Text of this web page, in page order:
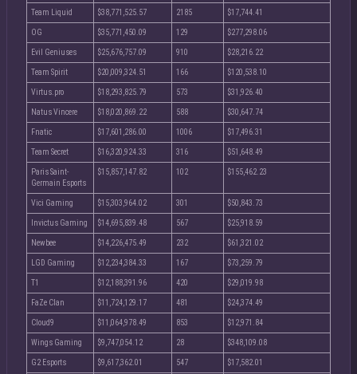
Team Liquid $38,771,525.57 2185 $17,744.41
OG $35,771,450.09 129 $277,298.06
Evil Geniuses $25,676,757.09 910 $28,216.22
Team Spirit $20,009,324.51 166 $120,538.10
Virtus.pro $18,293,825.79 573 $31,926.40
Natus Vincere $18,020,869.22 588 $30,647.74
Fnatic $17,601,286.00 1006 $17,496.31
Team Secret $16,320,924.33 316 $51,648.49
Paris Saint-
Germain Esports
$15,857,147.82 102 $155,462.23
Vici Gaming $15,303,964.02 301 $50,843.73
Invictus Gaming $14,695,839.48 567 $25,918.59
Newbee $14,226,475.49 232 $61,321.02
LGD Gaming $12,234,384.33 167 $73,259.79
T1 $12,188,391.96 420 $29,019.98
FaZe Clan $11,724,129.17 481 $24,374.49
Cloud9 $11,064,978.49 853 $12,971.84
Wings Gaming $9,747,054.12 28 $348,109.08
G2 Esports $9,617,362.01 547 $17,582.01